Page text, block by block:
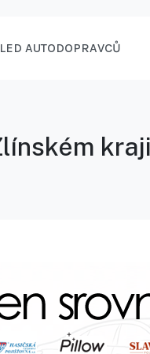
AUTODOPRAVCŮ